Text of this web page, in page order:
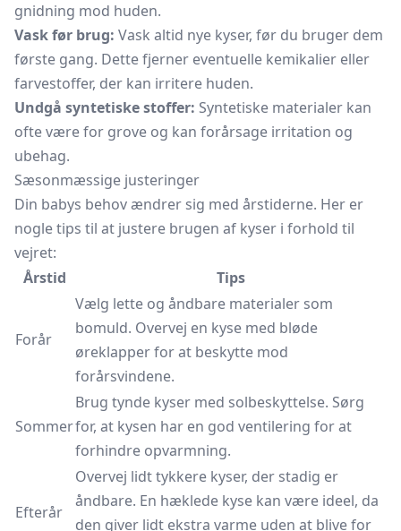
gnidning mod huden.
Vask før brug: Vask altid nye kyser, før du bruger dem
første gang. Dette fjerner eventuelle kemikalier eller
farvestoffer, der kan irritere huden.
Undgå syntetiske stoffer: Syntetiske materialer kan
ofte være for grove og kan forårsage irritation og
ubehag.
Sæsonmæssige justeringer
Din babys behov ændrer sig med årstiderne. Her er
nogle tips til at justere brugen af kyser i forhold til
vejret:
Årstid
Tips
Forår
Vælg lette og åndbare materialer som
bomuld. Overvej en kyse med bløde
øreklapper for at beskytte mod
forårsvindene.
Sommer
Brug tynde kyser med solbeskyttelse. Sørg
for, at kysen har en god ventilering for at
forhindre opvarmning.
Efterår
Overvej lidt tykkere kyser, der stadig er
åndbare. En hæklede kyse kan være ideel, da
den giver lidt ekstra varme uden at blive for